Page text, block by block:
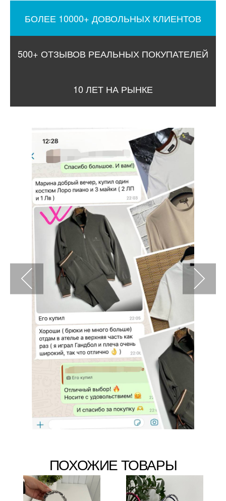
БОЛЕЕ 10000+ ДОВОЛЬНЫХ КЛИЕНТОВ
500+ ОТЗЫВОВ РЕАЛЬНЫХ ПОКУПАТЕЛЕЙ
10 ЛЕТ НА РЫНКЕ
ПОХОЖИЕ ТОВАРЫ